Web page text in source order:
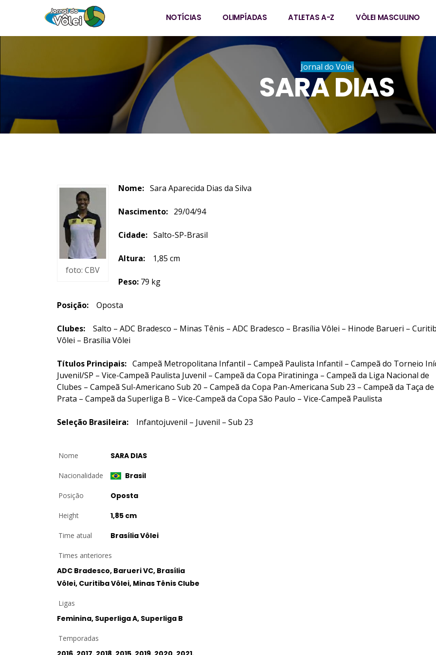
NOTÍCIAS OLIMPÍADAS ATLETAS A-Z VÔLEI MASCULINO
Jornal do Volei
SARA DIAS
foto: CBV
Nome: Sara Aparecida Dias da Silva
Nascimento: 29/04/94
Cidade: Salto-SP-Brasil
Altura: 1,85 cm
Peso: 79 kg
Posição: Oposta
Clubes: Salto – ADC Bradesco – Minas Tênis – ADC Bradesco – Brasília Vôlei – Hinode Barueri –
Vôlei – Brasília Vôlei
Títulos Principais: Campeã Metropolitana Infantil – Campeã Paulista Infantil – Campeã do Torneio
Juvenil/SP – Vice-Campeã Paulista Juvenil – Campeã da Copa Piratininga – Campeã da Liga Nacional de
Clubes – Campeã Sul-Americano Sub 20 – Campeã da Copa Pan-Americana Sub 23 – Campeã da Taça de
Prata – Campeã da Superliga B – Vice-Campeã da Copa São Paulo – Vice-Campeã Paulista
Seleção Brasileira: Infantojuvenil – Juvenil – Sub 23
Nome SARA DIAS
Nacionalidade Brasil
Posição Oposta
Height 1,85 cm
Time atual Brasília Vôlei
Times anteriores
ADC Bradesco, Barueri VC, Brasília
Vôlei, Curitiba Vôlei, Minas Tênis Clube
Ligas
Feminina, Superliga A, Superliga B
Temporadas